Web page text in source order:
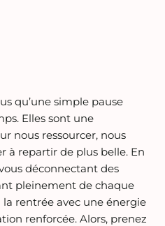
qu’une simple pause
Elles sont une
nous ressourcer, nous
à repartir de plus belle. En
déconnectant des
pleinement de chaque
rentrée avec une énergie
renforcée. Alors, prenez